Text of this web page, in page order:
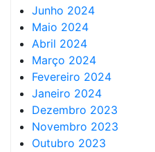
Junho 2024
Maio 2024
Abril 2024
Março 2024
Fevereiro 2024
Janeiro 2024
Dezembro 2023
Novembro 2023
Outubro 2023